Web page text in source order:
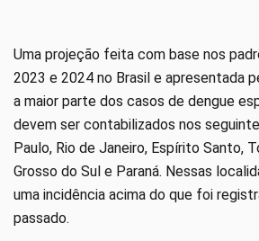
Uma projeção feita com base nos
2023 e 2024 no Brasil e apresentada
a maior parte dos casos de dengue
devem ser contabilizados nos
Paulo, Rio de Janeiro, Espírito Santo,
Grosso do Sul e Paraná. Nessas
uma incidência acima do que foi
passado.